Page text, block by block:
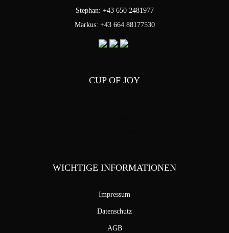
Stephan: +43 650 2481977
Markus: +43 664 88177530
CUP OF JOY
WICHTIGE INFORMATIONEN
Impressum
Datenschutz
AGB